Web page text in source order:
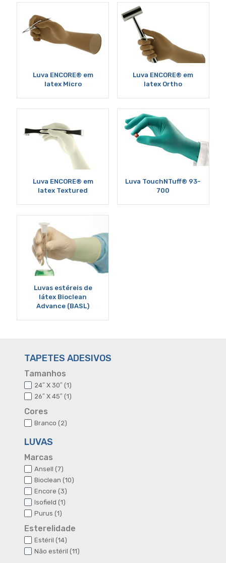
Luva ENCORE® em
latex Micro
Luva ENCORE® em
latex Ortho
Luva ENCORE® em
latex Textured
Luva TouchNTuff® 93-
700
Luvas estéreis de
látex Bioclean
Advance (BASL)
TAPETES ADESIVOS
Tamanhos
24″ X 30″ 11
produto
26″ X 45″ 11
Cores
Branco 22
LUVAS
Marcas
Ansell 77
produtos
Bioclean 1010
Encore 33
produtos
Isofield 11
Purus 11
Esterelidade
Estéril 1414
produtos
Não estéril 1111